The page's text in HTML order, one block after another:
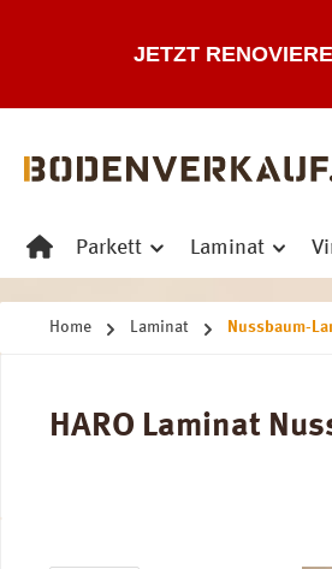
JETZT
Parkett Laminat
Home Laminat Nussbaum-
HARO Laminat